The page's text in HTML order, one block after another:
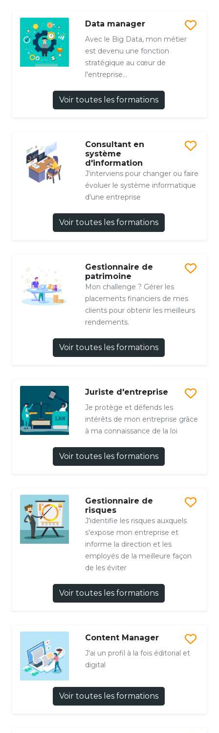
Data manager
Avec le Big Data, mon métier
est devenu une fonction
stratégique au cœur de
l'entreprise...
Voir toutes les formations
Consultant en
système
d'information
J'interviens pour changer ou faire
évoluer le système informatique
d'une entreprise
Voir toutes les formations
Gestionnaire de
patrimoine
Mon challenge ? Gérer les
placements financiers de mes
clients pour obtenir les meilleurs
rendements.
Voir toutes les formations
Juriste d'entreprise
Je protège et défends les
intérêts de mon entreprise grâce
à ma connaissance de la loi
Voir toutes les formations
Gestionnaire de
risques
J'identifie les risques auxquels
s'expose mon entreprise et
informe la direction et les
employés de la meilleure façon
de les éviter
Voir toutes les formations
Content Manager
J'ai un profil à la fois éditorial et
digital
Voir toutes les formations